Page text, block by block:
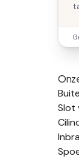
Slot